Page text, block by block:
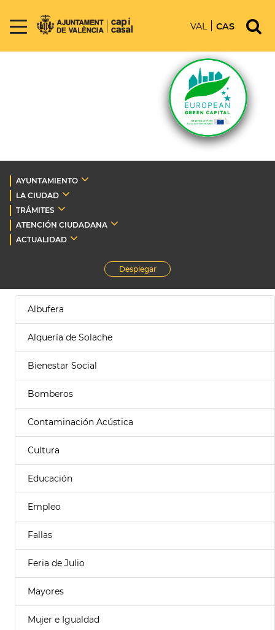
VAL CAS
AYUNTAMIENTO
LA CIUDAD
TRÁMITES
ATENCIÓN CIUDADANA
ACTUALIDAD
Desplegar
Albufera
Alquería de Solache
Bienestar Social
Bomberos
Contaminación Acústica
Cultura
Educación
Empleo
Fallas
Feria de Julio
Mayores
Mujer e Igualdad